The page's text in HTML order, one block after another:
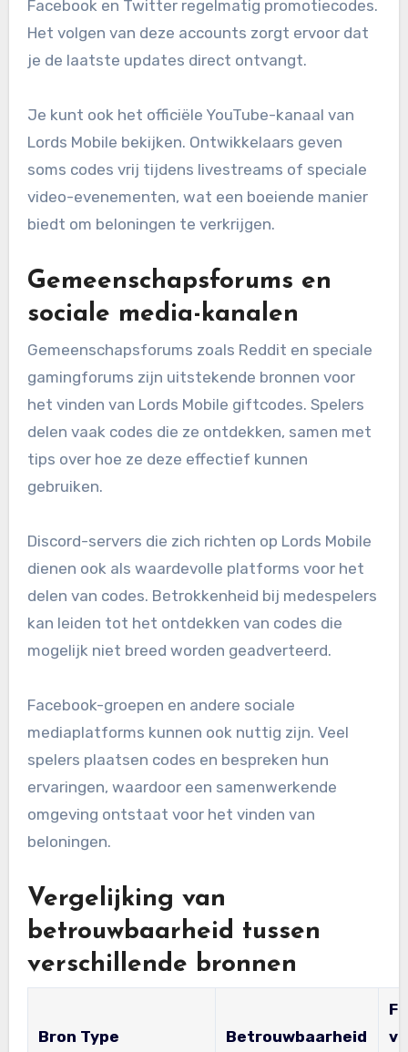
Facebook en Twitter regelmatig promotiecodes.
Het volgen van deze accounts zorgt ervoor dat
je de laatste updates direct ontvangt.
Je kunt ook het officiële YouTube-kanaal van
Lords Mobile bekijken. Ontwikkelaars geven
soms codes vrij tijdens livestreams of speciale
video-evenementen, wat een boeiende manier
biedt om beloningen te verkrijgen.
Gemeenschapsforums en
sociale media-kanalen
Gemeenschapsforums zoals Reddit en speciale
gamingforums zijn uitstekende bronnen voor
het vinden van Lords Mobile giftcodes. Spelers
delen vaak codes die ze ontdekken, samen met
tips over hoe ze deze effectief kunnen
gebruiken.
Discord-servers die zich richten op Lords Mobile
dienen ook als waardevolle platforms voor het
delen van codes. Betrokkenheid bij medespelers
kan leiden tot het ontdekken van codes die
mogelijk niet breed worden geadverteerd.
Facebook-groepen en andere sociale
mediaplatforms kunnen ook nuttig zijn. Veel
spelers plaatsen codes en bespreken hun
ervaringen, waardoor een samenwerkende
omgeving ontstaat voor het vinden van
beloningen.
Vergelijking van
betrouwbaarheid tussen
verschillende bronnen
Bron Type Betrouwbaarheid